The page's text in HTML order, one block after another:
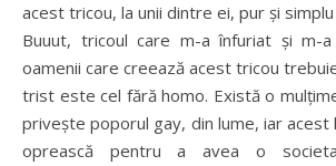
acest tricou, la unii dintre ei, pur și simplu
Buuut, tricoul care m-a înfuriat și m-
oamenii care creează acest tricou
trist este cel fără homo. Există o
privește poporul gay, din lume, iar acest
oprească pentru a avea o